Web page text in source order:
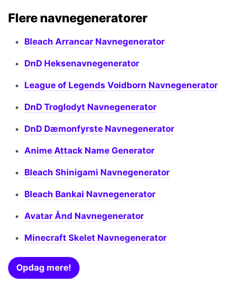
Flere navnegeneratorer
Bleach Arrancar Navnegenerator
DnD Heksenavnegenerator
League of Legends Voidborn Navnegenerator
DnD Troglodyt Navnegenerator
DnD Dæmonfyrste Navnegenerator
Anime Attack Name Generator
Bleach Shinigami Navnegenerator
Bleach Bankai Navnegenerator
Avatar Ånd Navnegenerator
Minecraft Skelet Navnegenerator
Opdag mere!